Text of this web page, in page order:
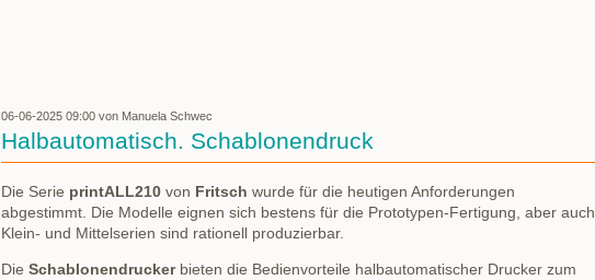
06-06-2025 09:00 von Manuela Schwec
Halbautomatisch. Schablonendruck
Die Serie printALL210 von Fritsch wurde für die heutigen Anforderungen
abgestimmt. Die Modelle eignen sich bestens für die Prototypen-Fertigung, aber auch
Klein- und Mittelserien sind rationell produzierbar.
Die Schablonendruckerbieten die Bedienvorteile halbautomatischer Drucker zum